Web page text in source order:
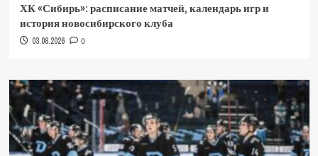
ХК «Сибирь»: расписание матчей, календарь игр и
история новосибирского клуба
03.08.2026 0